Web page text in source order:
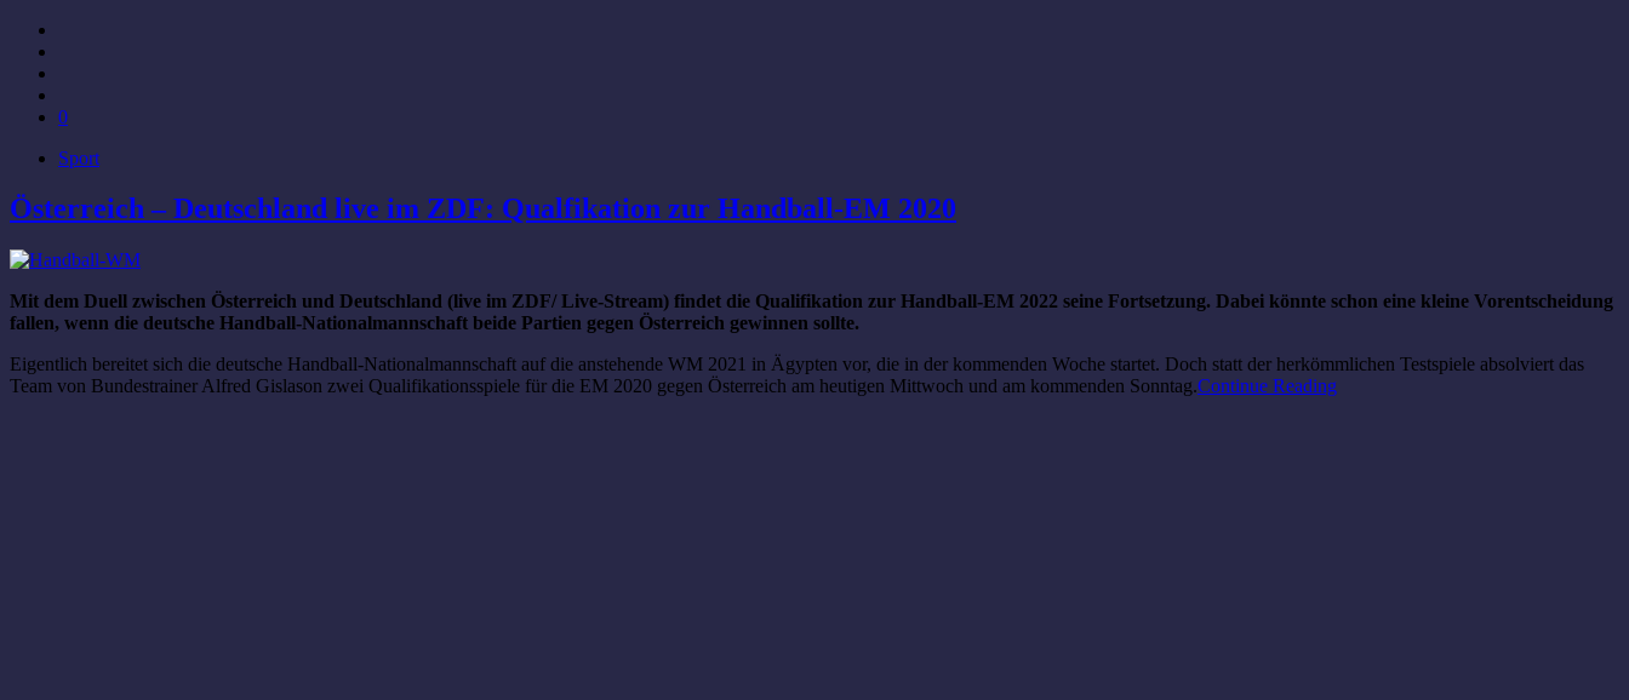
0
Sport
Österreich – Deutschland live im ZDF: Qualfikation zur Handball-EM 2020
Mit dem Duell zwischen Österreich und Deutschland (live im ZDF/ Live-Stream) findet die Qualifikation zur Handball-EM 2022 seine Fortsetzung. Dabei könnte schon eine kleine Vorentscheidung
fallen, wenn die deutsche Handball-Nationalmannschaft beide Partien gegen Österreich gewinnen sollte.
Eigentlich bereitet sich die deutsche Handball-Nationalmannschaft auf die anstehende WM 2021 in Ägypten vor, die in der kommenden Woche startet. Doch statt der herkömmlichen Testspiele absolviert das
Team von Bundestrainer Alfred Gislason zwei Qualifikationsspiele für die EM 2020 gegen Österreich am heutigen Mittwoch und am kommenden Sonntag.Continue Reading